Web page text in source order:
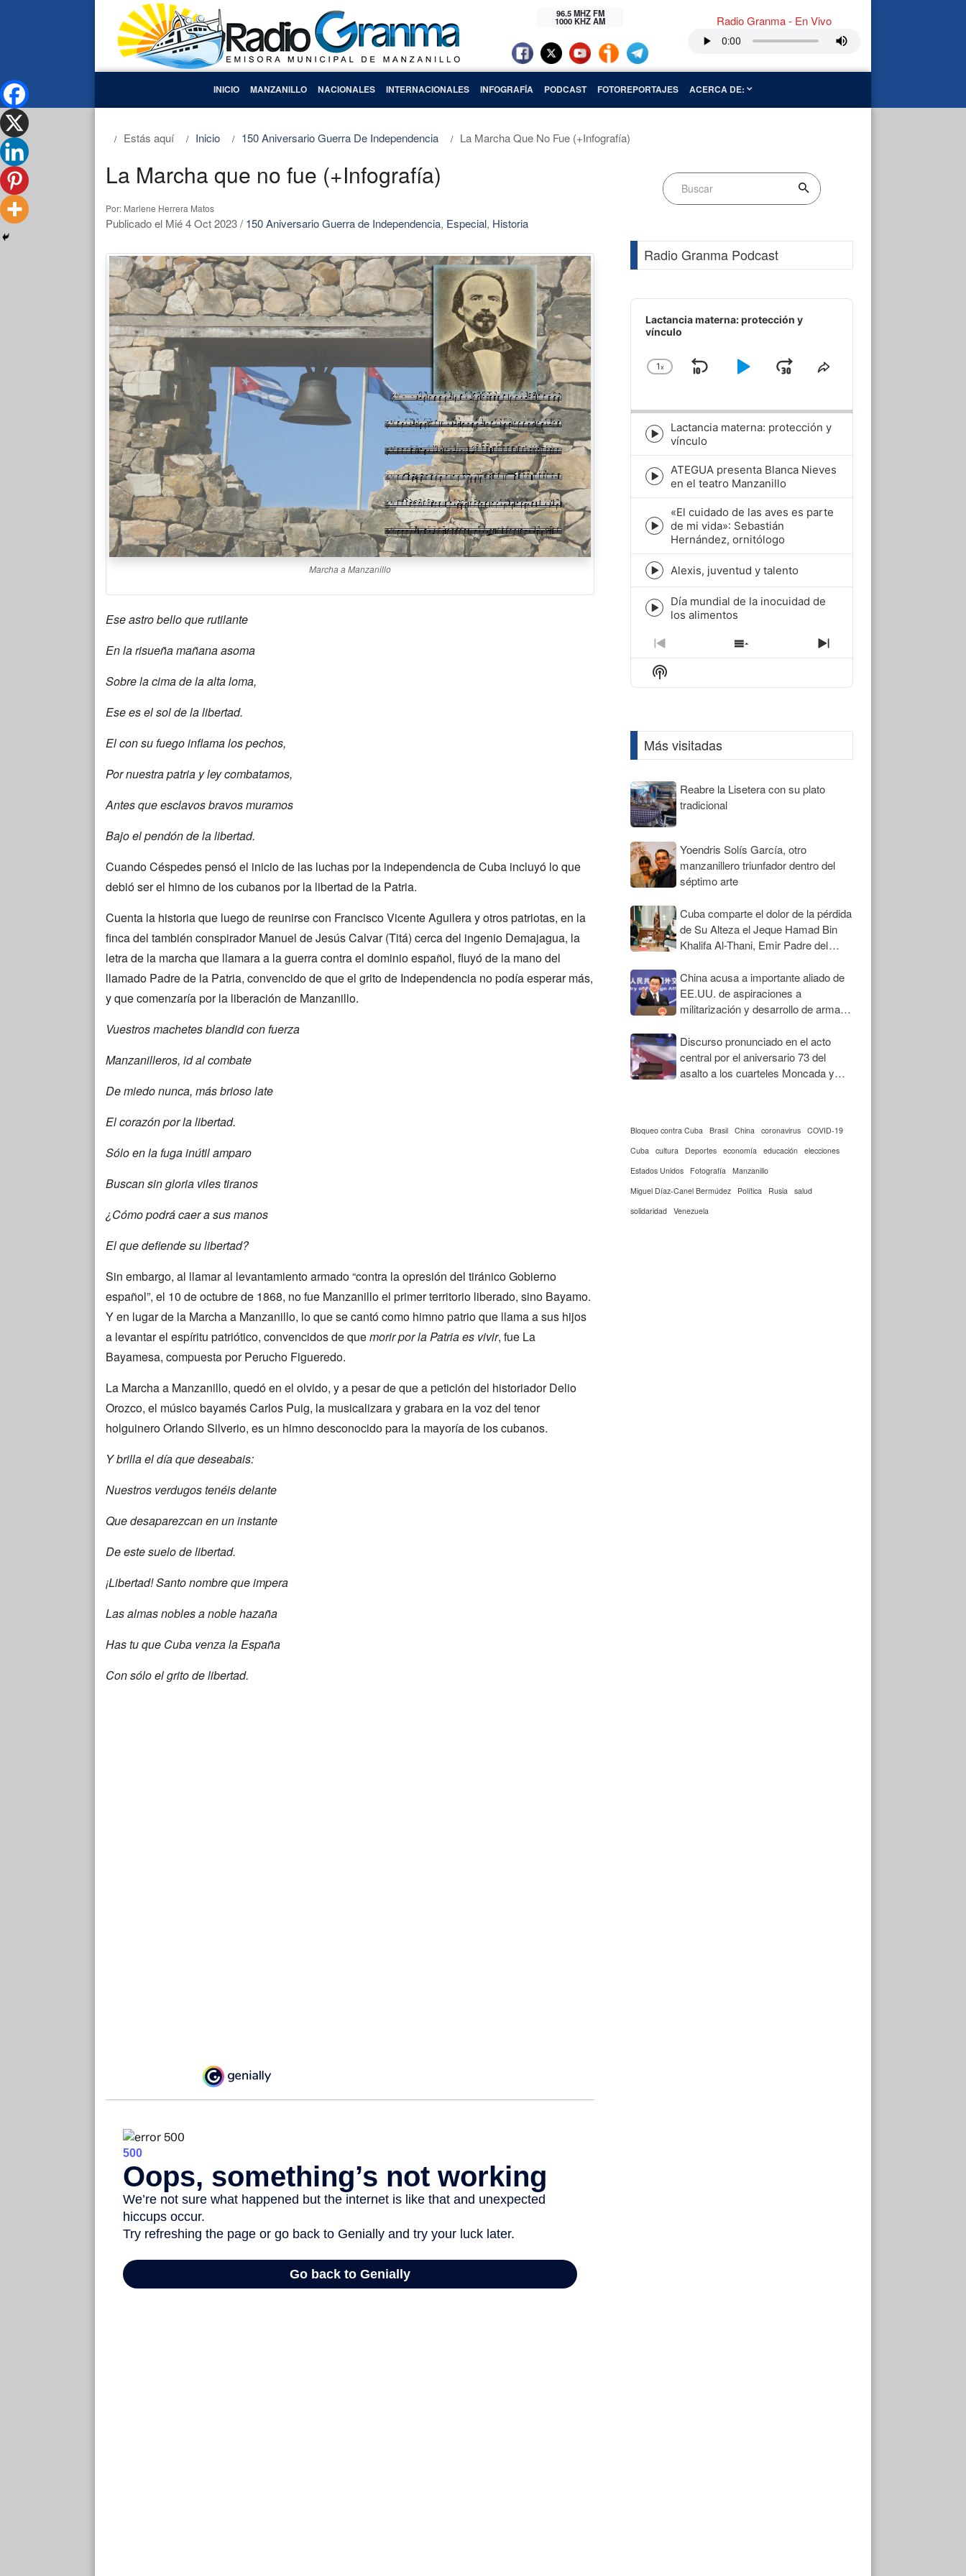
96.5 MHZ FM
1000 KHZ AM Radio Granma - En Vivo
INICIO MANZANILLO NACIONALES INTERNACIONALES INFOGRAFÍA PODCAST FOTOREPORTAJES ACERCA DE:
Estás aquí Inicio 150 Aniversario Guerra De Independencia La Marcha Que No Fue (+Infografía)
La Marcha que no fue (+Infografía)
Por: Marlene Herrera Matos
Publicado el Mié 4 Oct 2023/ 150 Aniversario Guerra de Independencia, Especial, Historia
Marcha a Manzanillo
Ese astro bello que rutilante
En la risueña mañana asoma
Sobre la cima de la alta loma,
Ese es el sol de la libertad.
El con su fuego inflama los pechos,
Por nuestra patria y ley combatamos,
Antes que esclavos bravos muramos
Bajo el pendón de la libertad.
Cuando Céspedes pensó el inicio de las luchas por la independencia de Cuba incluyó lo que
debió ser el himno de los cubanos por la libertad de la Patria.
Cuenta la historia que luego de reunirse con Francisco Vicente Aguilera y otros patriotas, en la
finca del también conspirador Manuel de Jesús Calvar (Titá) cerca del ingenio Demajagua, la
letra de la marcha que llamara a la guerra contra el dominio español, fluyó de la mano del
llamado Padre de la Patria, convencido de que el grito de Independencia no podía esperar más,
y que comenzaría por la liberación de Manzanillo.
Vuestros machetes blandid con fuerza
Manzanilleros, id al combate
De miedo nunca, más brioso late
El corazón por la libertad.
Sólo en la fuga inútil amparo
Buscan sin gloria viles tiranos
¿Cómo podrá caer a sus manos
El que defiende su libertad?
Sin embargo, al llamar al levantamiento armado “contra la opresión del tiránico Gobierno
español”, el 10 de octubre de 1868, no fue Manzanillo el primer territorio liberado, sino Bayamo.
Y en lugar de la Marcha a Manzanillo, lo que se cantó como himno patrio que llama a sus hijos
a levantar el espíritu patriótico, convencidos de quemorir por la Patria es vivir, fue La
Bayamesa, compuesta por Perucho Figueredo.
La Marcha a Manzanillo, quedó en el olvido, y a pesar de que a petición del historiador Delio
Orozco, el músico bayamés Carlos Puig, la musicalizara y grabara en la voz del tenor
holguinero Orlando Silverio, es un himno desconocido para la mayoría de los cubanos.
Y brilla el día que deseabais:
Nuestros verdugos tenéis delante
Que desaparezcan en un instante
De este suelo de libertad.
¡Libertad! Santo nombre que impera
Las almas nobles a noble hazaña
Has tu que Cuba venza la España
Con sólo el grito de libertad.
Radio Granma Podcast
Audio
Player
Lactancia materna: protección y
vínculo
Change
1x
SkipPlayJumpShare
Episode
play
icon
Lactancia materna: protección y
vínculo
Episode
play
icon
ATEGUA presenta Blanca Nieves
en el teatro Manzanillo
Episode
play
icon
«El cuidado de las aves es parte
de mi vida»: Sebastián
Hernández, ornitólogo
Episode
play
icon
Alexis, juventud y talento
Episode
icon
Día mundial de la inocuidad de
los alimentos
Previous
Episode
Show
Episodes
Next
Episode
Show
Podcast
Más visitadas
Reabre la Lisetera con su plato
tradicional
Yoendris Solís García, otro
manzanillero triunfador dentro del
séptimo arte
Cuba comparte el dolor de la pérdida
de Su Alteza el Jeque Hamad Bin
Khalifa Al-Thani, Emir Padre del
China acusa a importante aliado de
EE.UU. de aspiraciones a
militarización y desarrollo de armas
Discurso pronunciado en el acto
central por el aniversario 73 del
asalto a los cuarteles Moncada y
Bloqueo contra Cuba Brasil China coronavirus COVID-19
Cuba
cultura Deportes economía educación elecciones
Estados Unidos
Fotografía
Manzanillo
Miguel Díaz-Canel Bermúdez
Política Rusia
salud
solidaridad Venezuela